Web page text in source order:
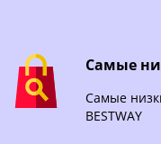
Самые
Самые
BESTWAY